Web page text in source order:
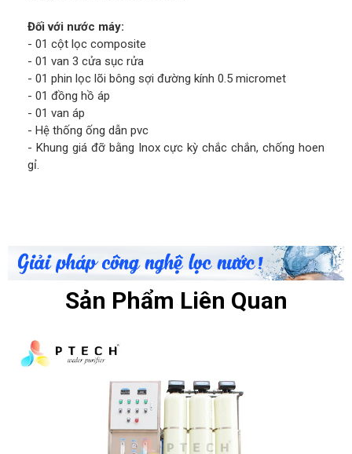
Đối với nước máy:
- 01 cột lọc composite
- 01 van 3 cửa sục rửa
- 01 phin lọc lõi bông sợi đường kính 0.5 micromet
- 01 đồng hồ áp
- 01 van áp
- Hệ thống ống dẫn pvc
- Khung giá đỡ bằng Inox cực kỳ chắc chắn, chống hoen
gỉ.
Sản Phẩm Liên Quan